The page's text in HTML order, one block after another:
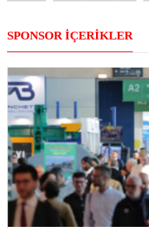
SPONSOR İÇERİKLER